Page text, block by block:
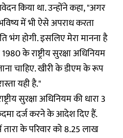
किया था. उन्होंने कहा, "अगर
में भी ऐसे अपराध करता
भंग होगी. इसलिए मेरा मानना है
के राष्ट्रीय सुरक्षा अधिनियम
चाहिए. खीरी के डीएम के रूप
यही है."
सुरक्षा अधिनियम की धारा 3
दर्ज करने के आदेश दिए हैं.
के परिवार को 8.25 लाख